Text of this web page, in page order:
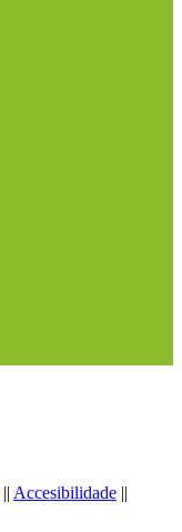
|| Accesibilidade ||